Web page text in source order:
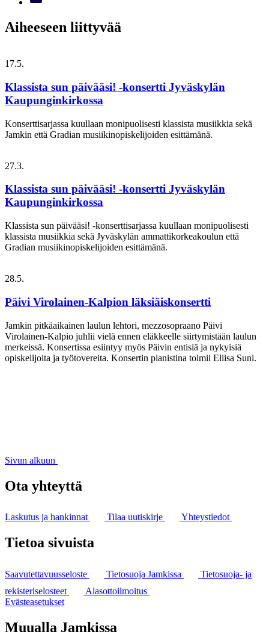
Aiheeseen liittyvää
17.5.
Klassista sun päivääsi! -konsertti Jyväskylän
Kaupunginkirkossa
Konserttisarjassa kuullaan monipuolisesti klassista musiikkia sekä
Jamkin että Gradian musiikinopiskelijoiden esittämänä.
27.3.
Klassista sun päivääsi! -konsertti Jyväskylän
Kaupunginkirkossa
Klassista sun päivääsi! -konserttisarjassa kuullaan monipuolisesti
klassista musiikkia sekä Jyväskylän ammattikorkeakoulun että
Gradian musiikinopiskelijoiden esittämänä.
28.5.
Päivi Virolainen-Kalpion läksiäiskonsertti
Jamkin pitkäaikainen laulun lehtori, mezzosopraano Päivi
Virolainen-Kalpio juhlii vielä ennen eläkkeelle siirtymistään laulun
merkeissä. Konsertissa esiintyy myös Päivin entisiä ja nykyisiä
opiskelijoita ja työtovereita. Konsertin pianistina toimii Eliisa Suni.
Sivun alkuun
Ota yhteyttä
Laskutus ja hankinnat Tilaa uutiskirje Yhteystiedot
Tietoa sivuista
Saavutettavuusseloste Tietosuoja Jamkissa
Tietosuoja- ja
rekisteriselosteet
Alasottoilmoitus
Evästeasetukset
Muualla Jamkissa